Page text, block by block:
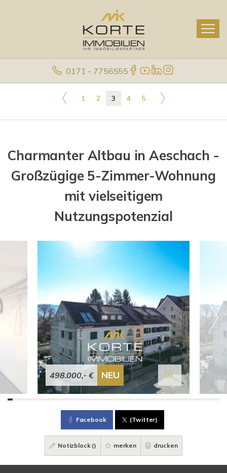
0171 - 7756555
1 2 3 4 5
Charmanter Altbau in Aeschach -
Großzügige 5-Zimmer-Wohnung
mit vielseitigem
Nutzungspotenzial
498.000,- € NEU
Facebook (Twitter)
Notizblock () merken drucken